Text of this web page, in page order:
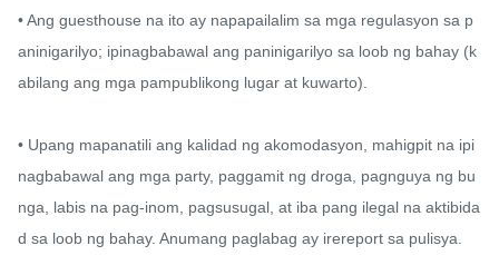
• Ang guesthouse na ito ay napapailalim sa mga regulasyon sa p
aninigarilyo; ipinagbabawal ang paninigarilyo sa loob ng bahay (k
abilang ang mga pampublikong lugar at kuwarto).
• Upang mapanatili ang kalidad ng akomodasyon, mahigpit na ipi
nagbabawal ang mga party, paggamit ng droga, pagnguya ng bu
nga, labis na pag-inom, pagsusugal, at iba pang ilegal na aktibida
d sa loob ng bahay. Anumang paglabag ay irereport sa pulisya.